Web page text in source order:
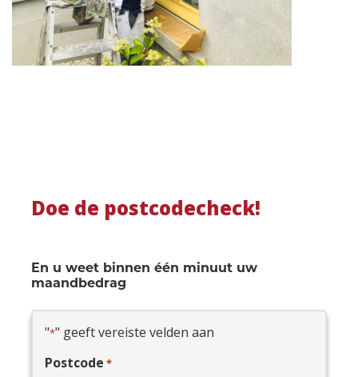
Doe de postcodecheck!
En u weet binnen één minuut uw
maandbedrag
"*" geeft vereiste velden aan
Postcode *